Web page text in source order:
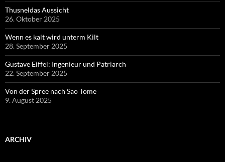
Thusneldas Aussicht
26. Oktober 2025
Wenn es kalt wird unterm Kilt
28. September 2025
Gustave Eiffel: Ingenieur und Patriarch
22. September 2025
Von der Spree nach Sao Tome
9. August 2025
ARCHIV